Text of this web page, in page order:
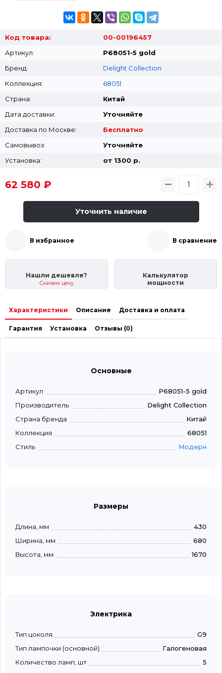
Код товара:
00-00196457
Артикул:
P68051-5 gold
Бренд:
Delight Collection
Коллекция:
68051
Страна:
Китай
Дата доставки:
Уточняйте
Доставка по Москве:
Бесплатно
Самовывоз:
Уточняйте
Установка:
от 1300 p.
62 580 ₽
Уточнить наличие
В избранное В сравнение
Нашли дешевле?
Снизим цену
Калькулятор
мощности
Характеристики Описание Доставка и оплата
Гарантия Установка Отзывы (0)
Основные
Артикул
P68051-5 gold
Производитель
Delight Collection
Страна бренда
Китай
Коллекция
68051
Стиль
Модерн
Размеры
Длина, мм
430
Ширина, мм
680
Высота, мм
1670
Электрика
Тип цоколя
G9
Тип лампочки (основной)
Галогеновая
Количество ламп, шт
5